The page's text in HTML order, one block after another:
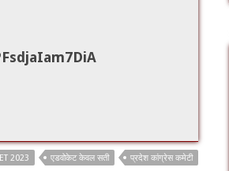
2023 एडवोकेट केवल सती प्रदेश कांग्रेस कमेटी